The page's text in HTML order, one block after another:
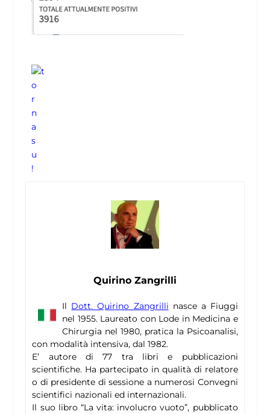
Quirino Zangrilli
Il Dott. Quirino Zangrilli nasce a Fiuggi
nel 1955. Laureato con Lode in Medicina e
Chirurgia nel 1980, pratica la Psicoanalisi,
con modalità intensiva, dal 1982.
E’ autore di 77 tra libri e pubblicazioni
scientifiche. Ha partecipato in qualità di relatore
o di presidente di sessione a numerosi Convegni
scientifici nazionali ed internazionali.
Il suo libro “La vita: involucro vuoto”, pubblicato